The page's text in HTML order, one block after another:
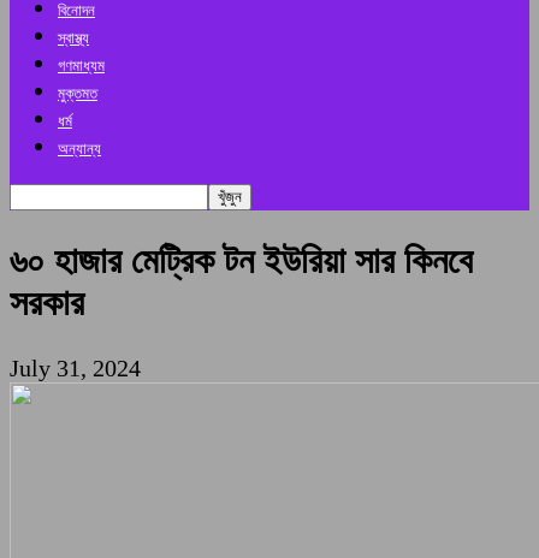
বিনোদন
স্বাস্থ্য
গণমাধ্যম
মুক্তমত
ধর্ম
অন্যান্য
৬০ হাজার মেট্রিক টন ইউরিয়া সার কিনবে
সরকার
July 31, 2024